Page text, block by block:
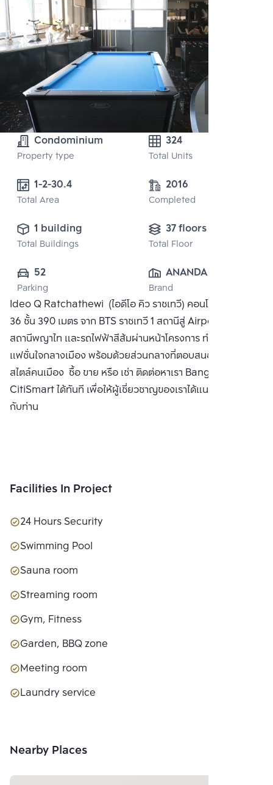
Condominium
Property type
324
Total Units
Total Area
2016
Completed
1 building
Total Buildings
37 floors
Total Floor
52
Parking
ANANDA
DEVELOPMENT
PUBLIC CO.,
LTD.
Brand
Ideo Q Ratchathewi (ไอดีโอ คิว ราชเทวี) คอนโด High-Rise
36 ชั้น 390 เมตร จาก BTS ราชเทวี 1 สถานีสู่ Airport Link
สถานีพญาไท และรถไฟฟ้าสีส้มผ่านหน้าโครงการ ทำเลแห่ง
แฟชั่นใจกลางเมือง พร้อมด้วยส่วนกลางที่ตอบสนองทุกไลฟ์
สไตล์คนเมือง ซื้อ ขาย หรือ เช่า ติดต่อหาเรา Bangkok
CitiSmart ได้ทันที เพื่อให้ผู้เชี่ยวชาญของเราได้แนะนำคอนโดให้
กับท่าน
Facilities In Project
24 Hours Security
Swimming Pool
Sauna room
Streaming room
Gym, Fitness
Garden, BBQ zone
Meeting room
Laundry service
Nearby Places